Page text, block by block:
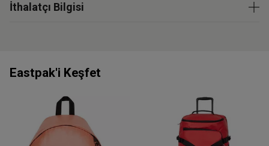
İthalatçı Bilgisi
Eastpak'i Keşfet